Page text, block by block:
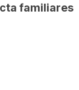
familiares